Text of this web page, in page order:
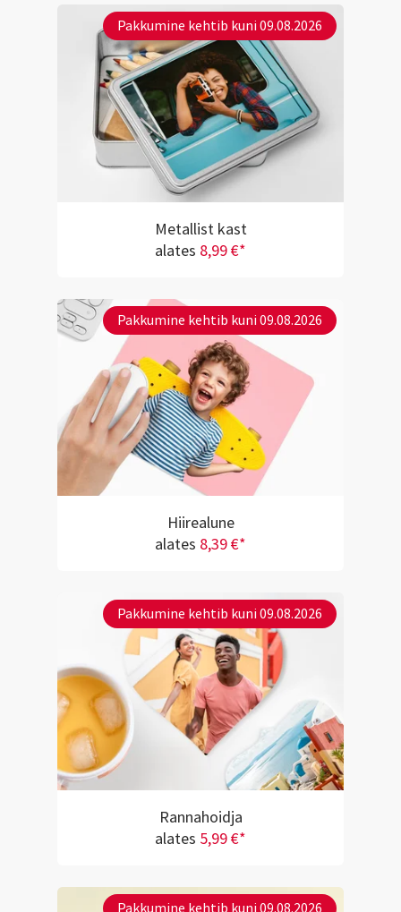
Pakkumine kehtib kuni 09.08.2026
Metallist kast
alates 8,99 €*
Pakkumine kehtib kuni 09.08.2026
Hiirealune
alates 8,39 €*
Pakkumine kehtib kuni 09.08.2026
Rannahoidja
alates 5,99 €*